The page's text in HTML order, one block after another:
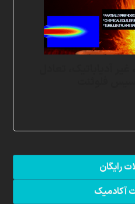
آدیاباتیک، تعادل
فلوئنت
رایگان
آکادمیک